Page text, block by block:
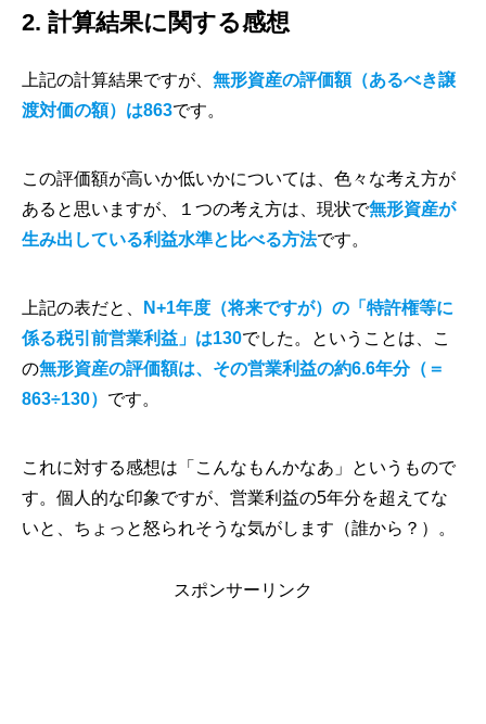
2. 計算結果に関する感想
上記の計算結果ですが、 無形資産の評価額（あるべき譲
渡対価の額）は863です。
この評価額が高いか低いかについては、色々な考え方が
あると思いますが、１つの考え方は、現状で無形資産が
生み出している利益水準と比べる方法です。
上記の表だと、
N+1年度（将来ですが）の「特許権等に
係る税引前営業利益」は130でした。ということは、こ
の無形資産の評価額は、その営業利益の約6.6年分（＝
863÷130） です。
これに対する感想は「こんなもんかなあ」というもので
す。個人的な印象ですが、営業利益の5年分を超えてな
いと、ちょっと怒られそうな気がします（誰から？）。
スポンサーリンク